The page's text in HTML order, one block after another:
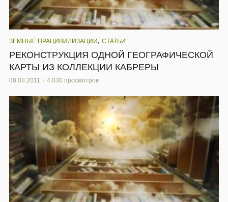
ЗЕМНЫЕ ПРАЦИВИЛИЗАЦИИ, СТАТЬИ
РЕКОНСТРУКЦИЯ ОДНОЙ ГЕОГРАФИЧЕСКОЙ
КАРТЫ ИЗ КОЛЛЕКЦИИ КАБРЕРЫ
08.03.2011 4 030 просмотров